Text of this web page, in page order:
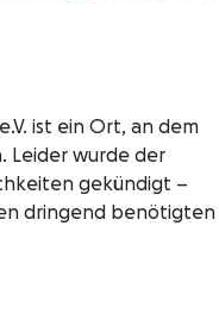
ist ein Ort, an dem
Leider wurde der
gekündigt –
dringend benötigten